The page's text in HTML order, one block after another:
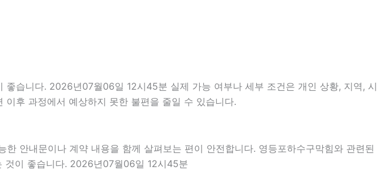
습니다. 2026년07월06일 12시45분 실제 가능 여부나 세부 조건은 개인 상황, 지역, 시
후 과정에서 예상하지 못한 불편을 줄일 수 있습니다.
안내문이나 계약 내용을 함께 살펴보는 편이 안전합니다. 영등포하수구막힘와 관련된
것이 좋습니다. 2026년07월06일 12시45분